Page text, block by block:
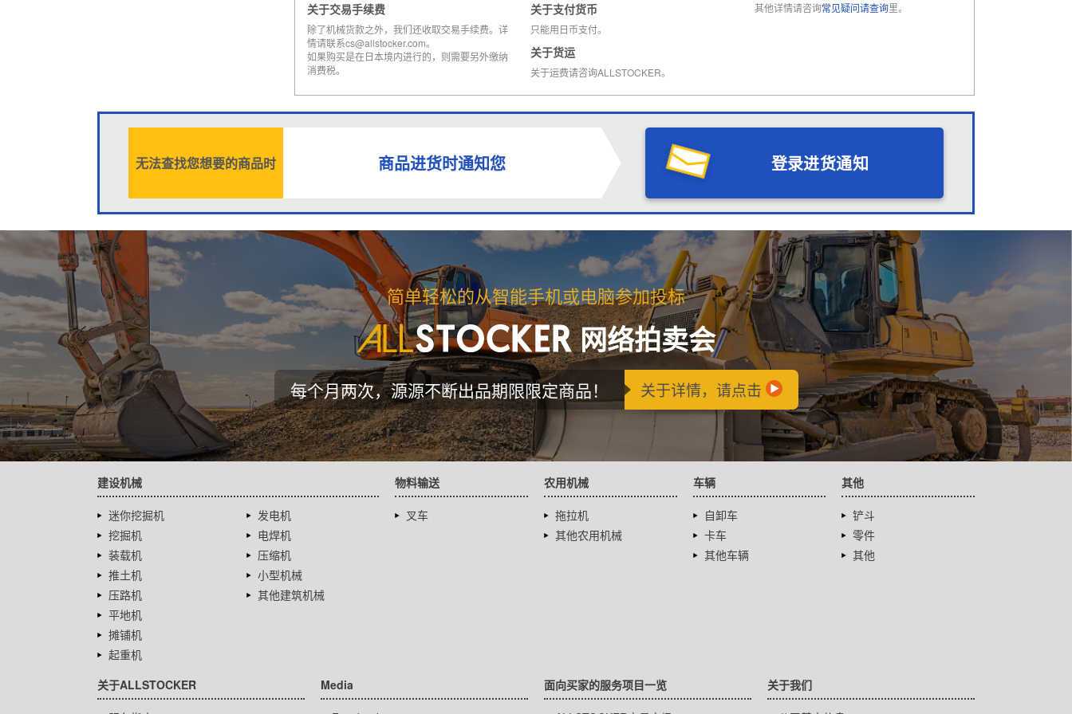
关于交易手续费
除了机械货款之外，我们还收取交易手续费。详
情请联系cs@allstocker.com。
如果购买是在日本境内进行的，则需要另外缴纳
消费税。
关于支付货币
只能用日币支付。
关于货运
关于运费请咨询ALLSTOCKER。
其他详情请咨询常见疑问请查询里。
无法查找您想要的商品时 商品进货时通知您 登录进货通知
简单轻松的从智能手机或电脑参加投标
网络拍卖会
每个月两次，源源不断出品期限限定商品！ 关于详情，请点击
建设机械
迷你挖掘机
挖掘机
装载机
推土机
压路机
平地机
摊铺机
起重机
发电机
电焊机
压缩机
小型机械
其他建筑机械
物料输送
叉车
农用机械
拖拉机
其他农用机械
车辆
自卸车
卡车
其他车辆
其他
铲斗
零件
其他
关于ALLSTOCKER Media 面向买家的服务项目一览 关于我们